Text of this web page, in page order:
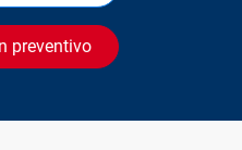
preventivo